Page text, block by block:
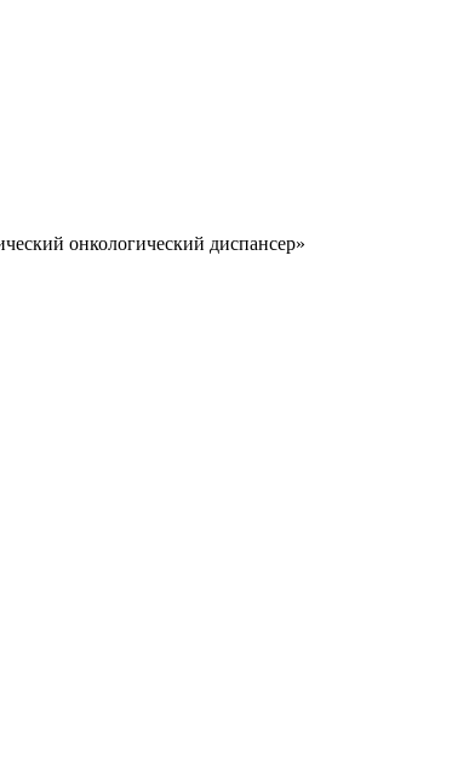
онкологический диспансер»